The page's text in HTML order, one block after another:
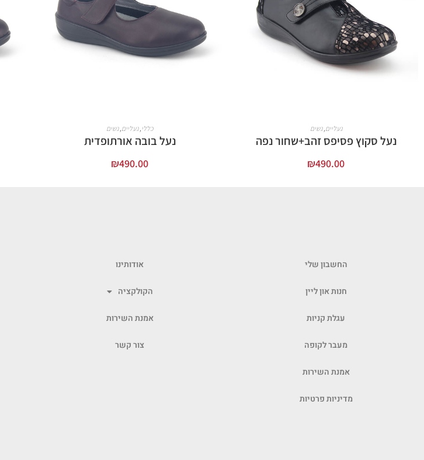
נעליים,נשים
נעל סקוץ פסיפס זהב+שחור נפה
₪490.00
כללי ,נעליים,נשים
נעל בובה אורתופדית
₪490.00
החשבון שלי
חנות און ליין
עגלת קניות
מעבר לקופה
אמנת השירות
מדיניות פרטיות
אודותינו
הקולקציה
אמנת השירות
צור קשר